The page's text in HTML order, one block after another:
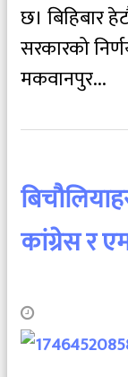
छ। बिहिबार
सरकारको
मकवानपुर...
कांग्रेस र